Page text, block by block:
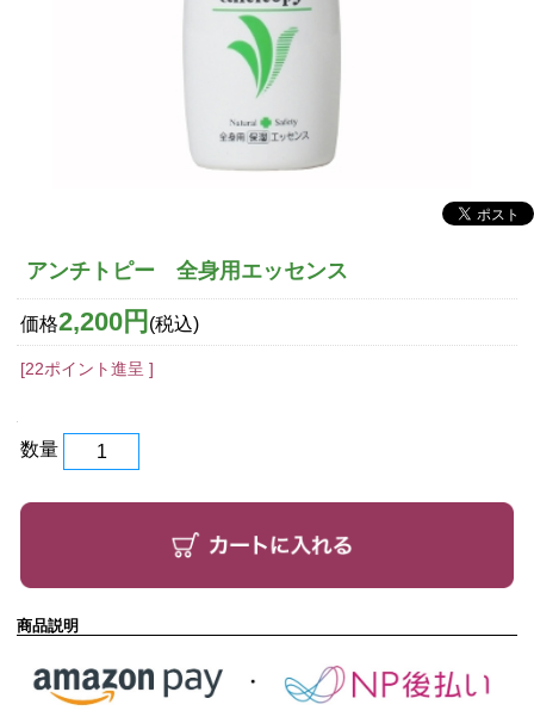
アンチトピー 全身用エッセンス
価格2,200円 (税込)
[22ポイント進呈 ]
数量
商品説明